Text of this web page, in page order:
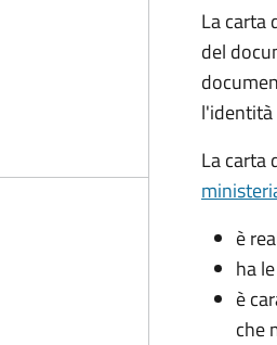
La carta
del
l'identità
La carta
è
ha
è
che